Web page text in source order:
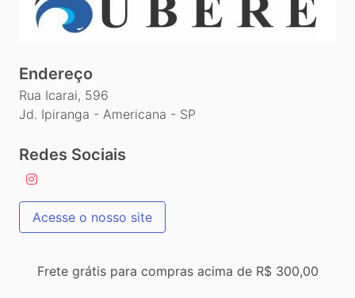
Endereço
Rua Icarai, 596
Jd. Ipiranga - Americana - SP
Redes Sociais
Acesse o nosso site
Frete grátis para compras acima de R$ 300,00